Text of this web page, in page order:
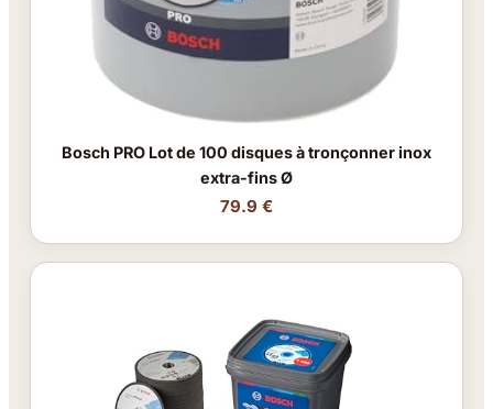
Bosch PRO Lot de 100 disques à tronçonner inox
extra-fins Ø
79.9 €